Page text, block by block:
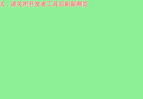
，请关闭开发者工具后刷新网页